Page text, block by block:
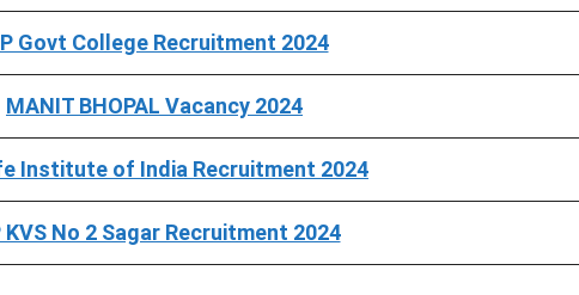
Govt College Recruitment 2024
MANIT BHOPAL Vacancy 2024
Institute of India Recruitment 2024
KVS No 2 Sagar Recruitment 2024